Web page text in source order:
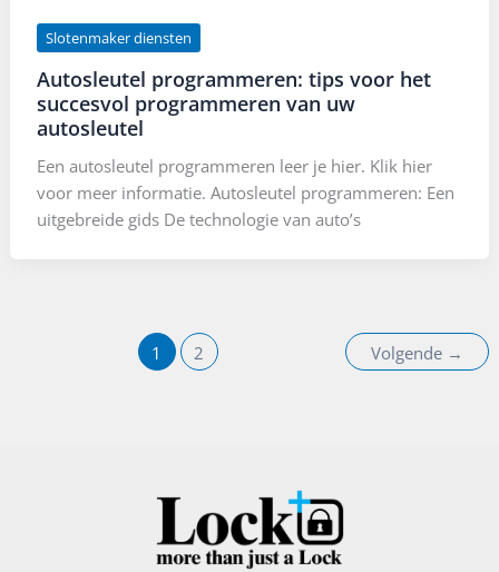
Slotenmaker diensten
Autosleutel programmeren: tips voor het
succesvol programmeren van uw
autosleutel
Een autosleutel programmeren leer je hier. Klik hier
voor meer informatie. Autosleutel programmeren: Een
uitgebreide gids De technologie van auto’s
1 2 Volgende →